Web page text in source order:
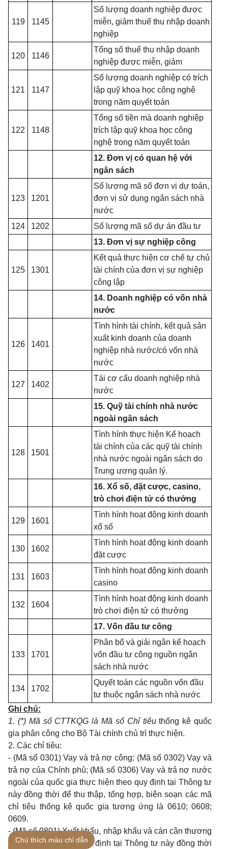
119 1145
Số lượng doanh nghiệp được
miễn, giảm thuế thu nhập doanh
nghiệp
120 1146
Tổng số thuế thu nhập doanh
nghiệp được miễn, giảm
121 1147
Số lượng doanh nghiệp có trích
lập quỹ khoa học công nghệ
trong năm quyết toán
122 1148
Tổng số tiền mà doanh nghiệp
trích lập quỹ khoa học công
nghệ trong năm quyết toán
12. Đơn vị có quan hệ với
ngân sách
123 1201
Số lượng mã số đơn vị dự toán,
đơn vị sử dụng ngân sách nhà
nước
124
1202
Số lượng mã số dự án đầu tư
13. Đơn vị sự nghiệp công
125 1301
Kết quả thực hiện cơ chế tự chủ
tài chính của đơn vị sự nghiệp
công lập
14. Doanh nghiệp có vốn nhà
nước
126 1401
Tình hình tài chính, kết quả sản
xuất kinh doanh của doanh
nghiệp nhà nước/có vốn nhà
nước
127 1402
Tái cơ cấu doanh nghiệp nhà
nước
15. Quỹ tài chính nhà nước
ngoài ngân sách
128 1501
Tình hình thực hiện Kế hoạch
tài chính của các quỹ tài chính
nhà nước ngoài ngân sách do
Trung ương quản lý.
16. Xổ số, đặt cược, casino,
trò chơi điện tử có thưởng
129 1601
Tình hình hoạt động kinh doanh
xổ số
130 1602
Tình hình hoạt động kinh doanh
đặt cược
131 1603
Tình hình hoạt động kinh doanh
casino
132 1604
Tình hình hoạt động kinh doanh
trò chơi điện tử có thưởng
17. Vốn đầu tư công
133 1701
Phân bổ và giải ngân kế hoạch
vốn đầu tư công nguồn ngân
sách nhà nước
134 1702
Quyết toán các nguồn vốn đầu
tư thuộc ngân sách nhà nước
Ghi chú:
1. (*) Mãsố CTTKQG là Mã số Chỉ tiêuthống kê quốc
gia phân công cho Bộ Tài chính chủ trì thực hiện.
2. Các chỉ tiêu:
- (Mã số 0301) Vay và trả nợ công; (Mã số 0302) Vay và
trả nợ của Chính phủ; (Mã số 0306) Vay và trả nợ nước
ngoài của quốc gia thực hiện theo quy định tại Thông tư
này đồng thời để thu thập, tổng hợp, biên soạn các mã
chỉ tiêu thống kê quốc gia tương ứng là 0610; 0608;
0609.
-(Mã số 0801) Xuất khẩu, nhập khẩu và cán cân thương
mại thực hiện theo quy định tại Thông tư này đồng thời
Chú thích màu chỉ dẫn